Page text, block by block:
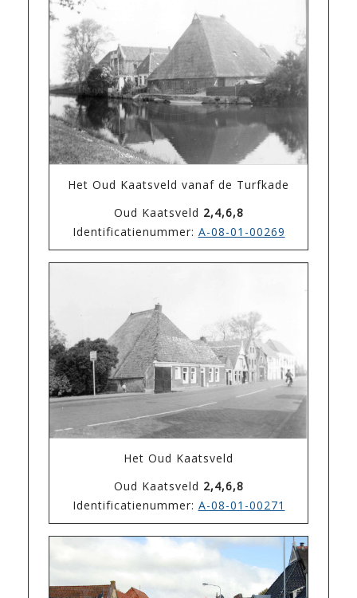
Het Oud Kaatsveld vanaf de Turfkade
Oud Kaatsveld 2,4,6,8
Identificatienummer: A-08-01-00269
Het Oud Kaatsveld
Oud Kaatsveld 2,4,6,8
Identificatienummer: A-08-01-00271